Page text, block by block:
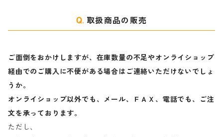
取扱商品の販売
ご面倒をおかけしますが、在庫数量の不足やオンライショップ
経由でのご購入に不便がある場合はご連絡いただけないでしょ
うか。
オンライショップ以外でも、メール、ＦＡＸ、電話でも、ご注
文を承っております。
ただし、